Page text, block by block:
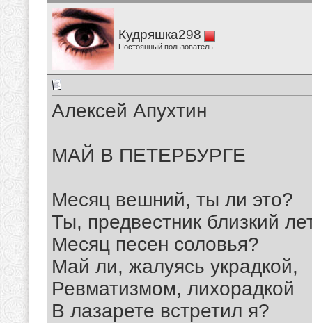
Кудряшка298
Постоянный пользователь
Алексей Апухтин
МАЙ В ПЕТЕРБУРГЕ
Месяц вешний, ты ли это?
Ты, предвестник близкий
Месяц песен соловья?
Май ли, жалуясь украдкой,
Ревматизмом, лихорадкой
В лазарете встретил я?